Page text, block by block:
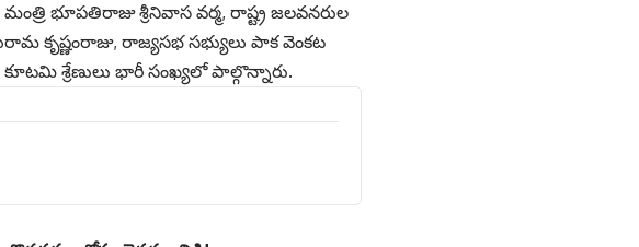
భూపతిరాజు శ్రీనివాస వర్మ, రాష్ట్ర జలవనరుల
రాజ్యసభ సభ్యులు పాక వెంకట
శ్రేణులు భారీ సంఖ్యలో పాల్గొన్నారు.